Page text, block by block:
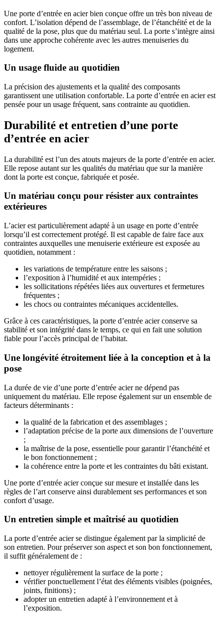
Une porte d’entrée en acier bien conçue offre un très bon niveau de
confort. L’isolation dépend de l’assemblage, de l’étanchéité et de la
qualité de la pose, plus que du matériau seul. La porte s’intègre ainsi
dans une approche cohérente avec les autres menuiseries du
logement.
Un usage fluide au quotidien
La précision des ajustements et la qualité des composants
garantissent une utilisation confortable. La porte d’entrée en acier est
pensée pour un usage fréquent, sans contrainte au quotidien.
Durabilité et entretien d’une porte
d’entrée en acier
La durabilité est l’un des atouts majeurs de la porte d’entrée en acier.
Elle repose autant sur les qualités du matériau que sur la manière
dont la porte est conçue, fabriquée et posée.
Un matériau conçu pour résister aux contraintes
extérieures
L’acier est particulièrement adapté à un usage en porte d’entrée
lorsqu’il est correctement protégé. Il est capable de faire face aux
contraintes auxquelles une menuiserie extérieure est exposée au
quotidien, notamment :
les variations de température entre les saisons ;
l’exposition à l’humidité et aux intempéries ;
les sollicitations répétées liées aux ouvertures et fermetures
fréquentes ;
les chocs ou contraintes mécaniques accidentelles.
Grâce à ces caractéristiques, la porte d’entrée acier conserve sa
stabilité et son intégrité dans le temps, ce qui en fait une solution
fiable pour l’accès principal de l’habitat.
Une longévité étroitement liée à la conception et à la
pose
La durée de vie d’une porte d’entrée acier ne dépend pas
uniquement du matériau. Elle repose également sur un ensemble de
facteurs déterminants :
la qualité de la fabrication et des assemblages ;
l’adaptation précise de la porte aux dimensions de l’ouverture
;
la maîtrise de la pose, essentielle pour garantir l’étanchéité et
le bon fonctionnement ;
la cohérence entre la porte et les contraintes du bâti existant.
Une porte d’entrée acier conçue sur mesure et installée dans les
règles de l’art conserve ainsi durablement ses performances et son
confort d’usage.
Un entretien simple et maîtrisé au quotidien
La porte d’entrée acier se distingue également par la simplicité de
son entretien. Pour préserver son aspect et son bon fonctionnement,
il suffit généralement de :
nettoyer régulièrement la surface de la porte ;
vérifier ponctuellement l’état des éléments visibles (poignées,
joints, finitions) ;
adopter un entretien adapté à l’environnement et à
l’exposition.